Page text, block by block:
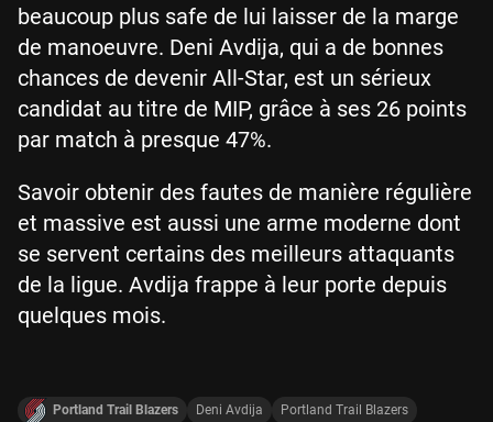
beaucoup plus safe de lui laisser de la marge
de manoeuvre. Deni Avdija, qui a de bonnes
chances de devenir All-Star, est un sérieux
candidat au titre de MIP, grâce à ses 26 points
par match à presque 47%.
Savoir obtenir des fautes de manière régulière
et massive est aussi une arme moderne dont
se servent certains des meilleurs attaquants
de la ligue. Avdija frappe à leur porte depuis
quelques mois.
Portland Trail Blazers Deni Avdija
Portland Trail Blazers